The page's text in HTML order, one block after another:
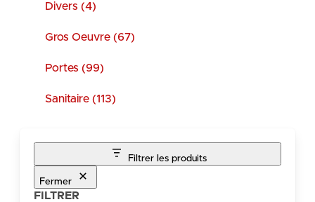
Divers (4)
Gros Oeuvre (67)
Portes (99)
Sanitaire (113)
Filtrer les produits
Fermer
FILTRER